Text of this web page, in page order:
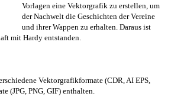
Vorlagen eine Vektorgrafik zu erstellen, um
der Nachwelt die Geschichten der Vereine
und ihrer Wappen zu erhalten. Daraus ist
mit Hardy entstanden.
Vektorgrafikformate (CDR, AI EPS,
(JPG, PNG, GIF) enthalten.